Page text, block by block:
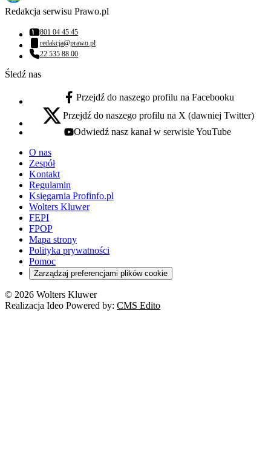
Redakcja serwisu Prawo.pl
Numer telefonu:
801 04 45 45
Adres email:
redakcja@prawo.pl
Numer telefonu:
22 535 88 00
Śledź nas
facebook - otwiera się w nowej karcie
Przejdź do naszego profilu na Facebooku
x - otwiera się w nowej karcie
Przejdź do naszego profilu na X (dawniej Twitter)
youtube - otwiera się w nowej karcie
Odwiedź nasz kanał w serwisie YouTube
O nas
Zespół
Kontakt
Regulamin
Księgarnia Profinfo.pl
Wolters Kluwer
FEPI
FPOP
Mapa strony
Polityka prywatności
Pomoc
Zarządzaj preferencjami plików cookie
© 2026 Wolters Kluwer
Realizacja Ideo Powered by: CMS Edito